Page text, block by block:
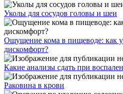
Уколы для сосудов головы и шеи
Ощущение кома в пищеводе: как
дискомфорт?
Какие анализы сдать при
Раковина в крови